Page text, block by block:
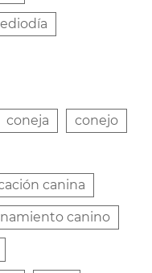
coneja conejo
canina
canino